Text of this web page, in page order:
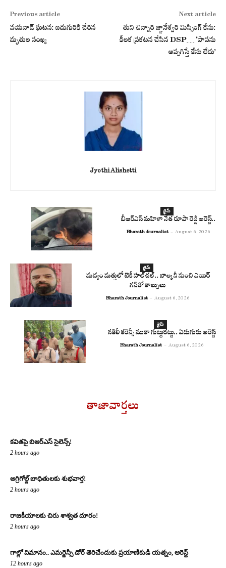
Previous article
వయనాడ్ ఘటన: ఐదుగురికి చేరిన
మృతుల సంఖ్య
Next article
తుని చిన్నారి జ్ఞానేశ్వరి మిస్సింగ్ కేసు:
కీలక ప్రకటన చేసిన DSP… ‘పాపను
అప్పగిస్తే కేసు లేదు’
Jyothi Alishetti
క్రైమ్
బీఆర్ఎస్ మహిళా నేత రూపా రెడ్డి అరెస్ట్..
Bharath Journalist - August 6, 2026
క్రైమ్
మద్యం మత్తులో టెకీ హల్‌చల్.. బాల్కనీ నుంచి ఎయిర్
గన్‌తో కాల్పులు
Bharath Journalist - August 6, 2026
క్రైమ్
నకిలీ కరెన్సీ ముఠా గుట్టురట్టు.. ఏడుగురు అరెస్ట్
Bharath Journalist - August 6, 2026
తాజావార్తలు
కవితపై బిఆర్ఎస్ సైలెన్స్!
2 hours ago
అగ్రిగోల్డ్ బాధితులకు శుభవార్త!
2 hours ago
రాజకీయాలకు చిరు శాశ్వత దూరం!
2 hours ago
గాల్లో విమానం.. ఎమర్జెన్సీ డోర్ తెరిచేందుకు ప్రయాణికుడి యత్నం, అరెస్ట్
12 hours ago